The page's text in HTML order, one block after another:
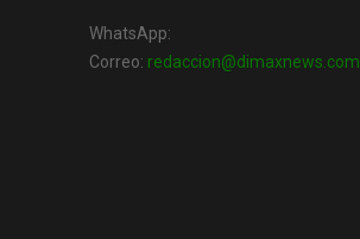
WhatsApp:
Correo: redaccion@dimaxnews.com